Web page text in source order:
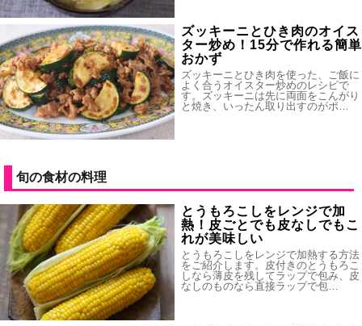
ズッキーニとひき肉のオイス
ター炒め！15分で作れる簡単
おかず
ズッキーニとひき肉を使った、ご飯に
よく合うオイスター炒めのレシピで
す。ズッキーニは先に両面をこんがり
と焼き、いったん取り出すのがポ…
旬の食材の料理
とうもろこしをレンジで加
熱！皮ごとでも皮なしでもこ
れが美味しい
とうもろこしをレンジで加熱する方法
をご紹介します。皮付きのとうもろこ
しなら薄皮を残してラップで包み、皮
なしのものなら直接ラップで包…